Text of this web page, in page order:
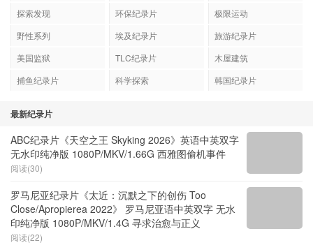
探索发现
环保纪录片
极限运动
野性系列
埃及纪录片
旅游纪录片
美国监狱
TLC纪录片
木屋建筑
捕鱼纪录片
科学探索 韩国纪录片
最新纪录片
ABC纪录片《天空之王 Skyking 2026》英语中英双字
无水印纯净版 1080P/MKV/1.66G 西雅图偷机事件
阅读(30)
罗马尼亚纪录片《太近：沉默之下的创伤 Too
Close/Apropierea 2022》 罗马尼亚语中英双字 无水
印纯净版 1080P/MKV/1.4G 寻求治愈与正义
阅读(22)